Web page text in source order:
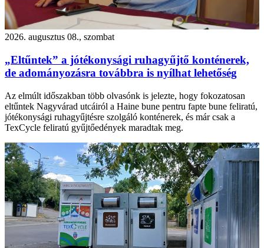
2026. augusztus 08., szombat
„Eltűntek” a jótékonysági ruhagyűjtő konténerek,
de adományozásra továbbra is nyílhat lehetőség
Az elmúlt időszakban több olvasónk is jelezte, hogy fokozatosan
eltűntek Nagyvárad utcáiról a Haine bune pentru fapte bune feliratú,
jótékonysági ruhagyűjtésre szolgáló konténerek, és már csak a
TexCycle feliratú gyűjtőedények maradtak meg.